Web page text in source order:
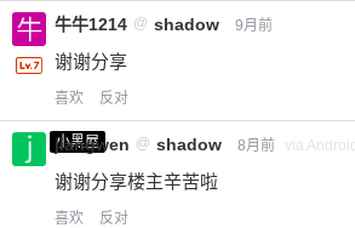
牛牛1214 @ shadow 9月前
谢谢分享
喜欢 反对
小黑屋
jiangwen @ shadow 8月前 via Android
谢谢分享楼主辛苦啦
喜欢 反对